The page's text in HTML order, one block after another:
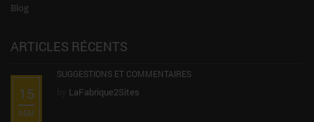
Blog
ARTICLES RÉCENTS
15
MAI
SUGGESTIONS ET COMMENTAIRES
LaFabrique2Sites